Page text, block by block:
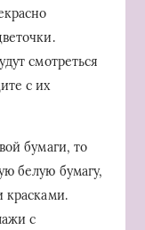
смотреться
с их
бумаги, то
белую бумагу,
красками.
с